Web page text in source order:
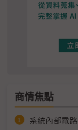
商情焦點
系統內部電